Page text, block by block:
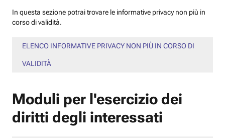
In questa sezione potrai trovare le informative privacy non più in
corso di validità.
ELENCO INFORMATIVE PRIVACY NON PIÙ IN CORSO DI
VALIDITÀ
Moduli per l'esercizio dei
diritti degli interessati